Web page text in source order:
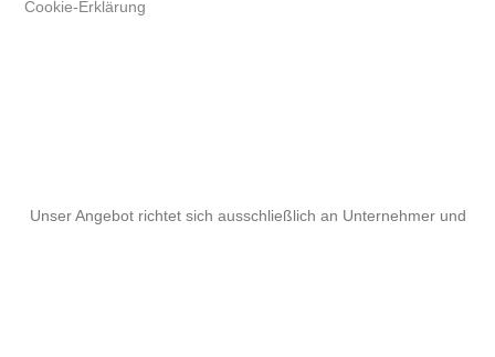
Cookie-Erklärung
Unser Angebot richtet sich ausschließlich an Unternehmer und